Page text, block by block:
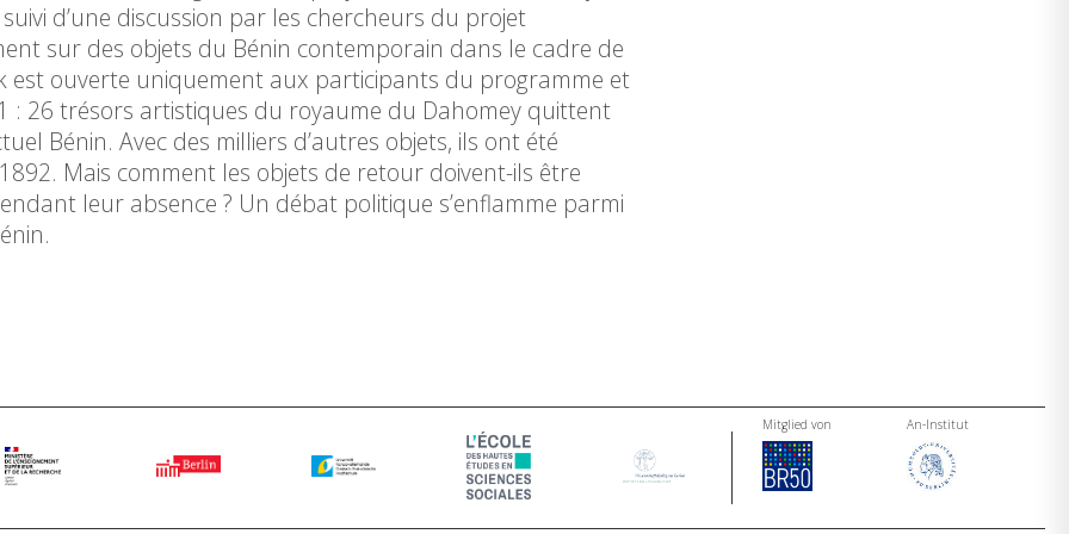
d’une discussion par les chercheurs du projet
sur des objets du Bénin contemporain dans le cadre de
est ouverte uniquement aux participants du programme et
: 26 trésors artistiques du royaume du Dahomey quittent
Bénin. Avec des milliers d’autres objets, ils ont été
Mais comment les objets de retour doivent-ils être
leur absence ? Un débat politique s’enflamme parmi
Mitglied von An-Institut